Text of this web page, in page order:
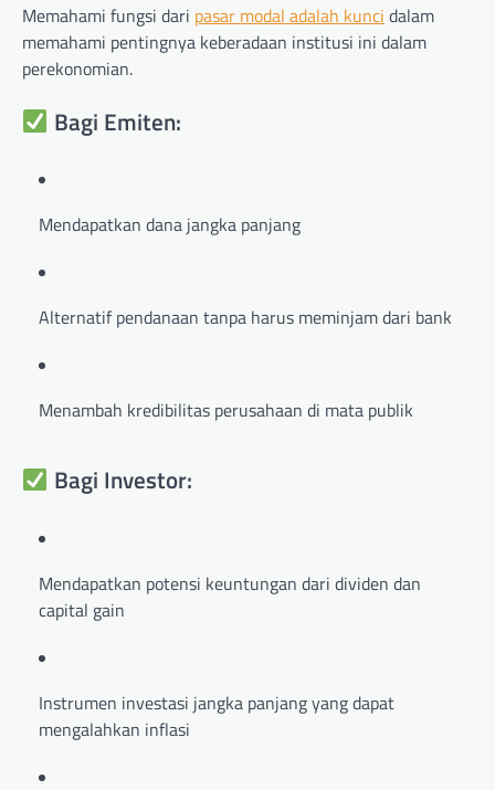
Memahami fungsi dari pasar modal adalah kunci dalam
memahami pentingnya keberadaan institusi ini dalam
perekonomian.
Bagi Emiten:
Mendapatkan dana jangka panjang
Alternatif pendanaan tanpa harus meminjam dari bank
Menambah kredibilitas perusahaan di mata publik
Bagi Investor:
Mendapatkan potensi keuntungan dari dividen dan
capital gain
Instrumen investasi jangka panjang yang dapat
mengalahkan inflasi